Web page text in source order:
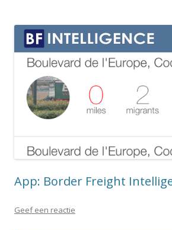
App: Border Freight
Geef een reactie